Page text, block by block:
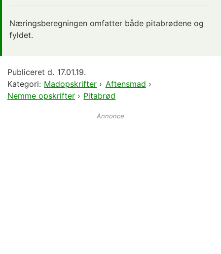
Næringsberegningen omfatter både pitabrødene og
fyldet.
Publiceret d. 17.01.19.
Kategori: Madopskrifter › Aftensmad ›
Nemme opskrifter › Pitabrød
Annonce